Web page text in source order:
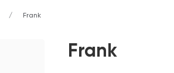
Frank
Frank